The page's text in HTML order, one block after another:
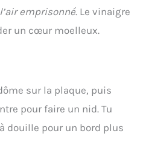
emprisonné. Le vinaigre
un cœur moelleux.
sur la plaque, puis
pour faire un nid. Tu
douille pour un bord plus